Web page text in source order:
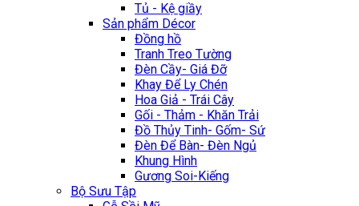
Tủ - Kệ giầy
Sản phẩm Décor
Đồng hồ
Tranh Treo Tường
Đèn Cầy- Giá Đỡ
Khay Để Ly Chén
Hoa Giả - Trái Cây
Gối - Thảm - Khăn Trải
Đồ Thủy Tinh- Gốm- Sứ
Đèn Để Bàn- Đèn Ngủ
Khung Hình
Gương Soi-Kiếng
Bộ Sưu Tập